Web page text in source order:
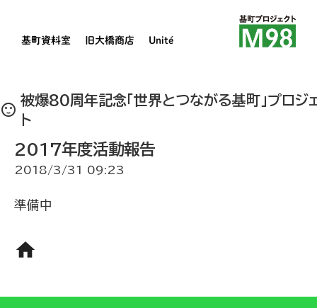
基町資料室 旧大橋商店 Unité
sentiment_satisfied
被爆80周年記念「世界とつながる基町」プロジ
ト
2017年度活動報告
2018/3/31 09:23
準備中
home